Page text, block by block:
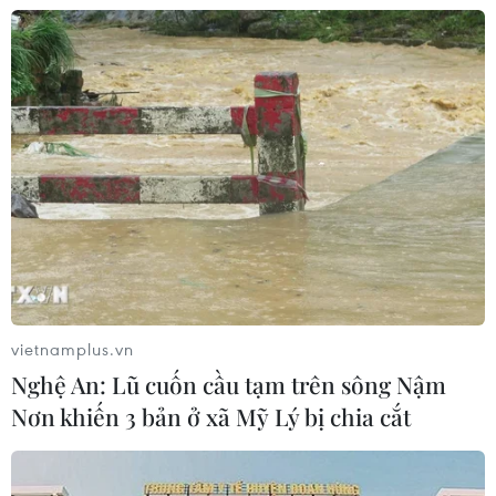
07/08/2026 06:37
Thái Lan: Xả súng gây thương vong
tại trường học ở Nonthaburi
07/08/2026 05:12
Nghệ nhân Đặng Văn Hậu
thổi sức sống mới cho nghệ thuật tò
he truyền thống
07/08/2026 03:19
Sập công trình tại Cuba khiến 2
vietnamplus.vn
Nghệ An: Lũ cuốn cầu tạm trên sông Nậm
Nơn khiến 3 bản ở xã Mỹ Lý bị chia cắt